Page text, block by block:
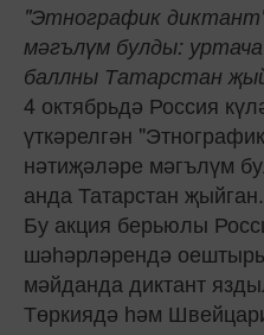
"Этнографик
мәгълүм булды:
баллны Татарстан
4 октябрьдә Россия
үткәрелгән
нәтиҗәләре мәгълүм
анда Татарстан җыйган.
Бу акция берьюлы
шәһәрләрендә
мәйданда диктант
Төркиядә һәм